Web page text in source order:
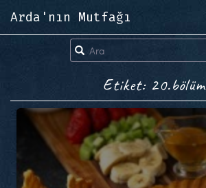
Arda'nın Mutfağı
Etiket: 20.bölüm